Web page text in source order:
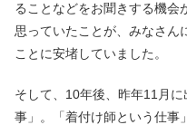
ることなどをお聞きする機会
思っていたことが、みなさん
ことに安堵していました。
そして、10年後、昨年11月
事」。「着付け師という仕事